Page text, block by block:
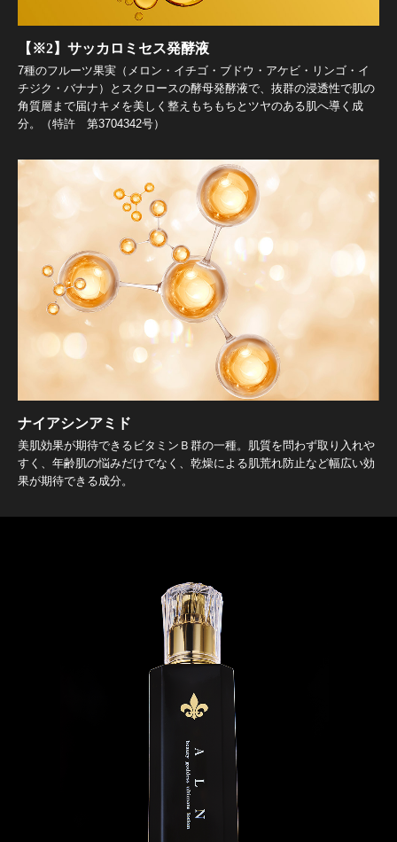
【※2】サッカロミセス発酵液
7種のフルーツ果実（メロン・イチゴ・ブドウ・アケビ・リンゴ・イ
チジク・バナナ）とスクロースの酵母発酵液で、抜群の浸透性で肌の
角質層まで届けキメを美しく整えもちもちとツヤのある肌へ導く成
分。（特許 第3704342号）
ナイアシンアミド
美肌効果が期待できるビタミンＢ群の一種。肌質を問わず取り入れや
すく、年齢肌の悩みだけでなく、乾燥による肌荒れ防止など幅広い効
果が期待できる成分。